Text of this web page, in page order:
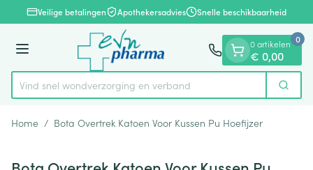
Ga naar de inhoud
1 van 1Veilige betalingen Apothekersadvies Snelle beschikbaarheid
Menu
Product, merk, categorie...
Vind snel wondverzorging en verband Zoek
0 artikelen
€ 0,00
0
Home / Bota Overtrek Katoen Voor Kussen Pu Hoefijzer